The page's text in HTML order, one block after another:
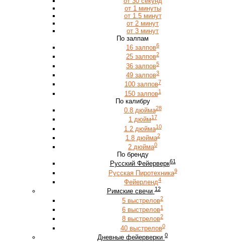
от 1 минуты
от 1.5 минут
от 2 минут
от 3 минут
По залпам
16 залпов6
25 залпов2
36 залпов5
49 залпов3
100 залпов7
150 залпов1
По калибру
0.8 дюйма28
1 дюйм17
1.2 дюйма10
1.8 дюйма2
2 дюйма0
По бренду
Русский Фейерверк61
Русская Пиротехника9
Фейерленд4
Римские свечи 12
5 выстрелов2
6 выстрелов1
8 выстрелов2
40 выстрелов0
Дневные фейерверки 0